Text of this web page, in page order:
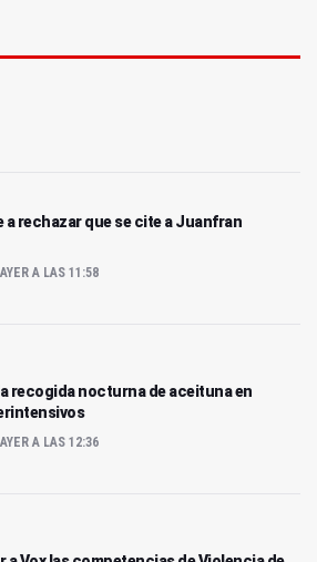
a rechazar que se cite a Juanfran
A LAS 11:58
recogida nocturna de aceituna en
A LAS 12:36